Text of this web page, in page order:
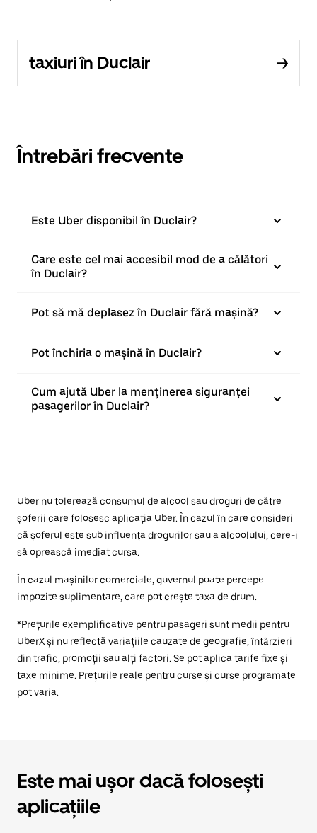
taxiuri în Duclair
Întrebări frecvente
Este Uber disponibil în Duclair?
Care este cel mai accesibil mod de a călători
în Duclair?
Pot să mă deplasez în Duclair fără mașină?
Pot închiria o mașină în Duclair?
Cum ajută Uber la menținerea siguranței
pasagerilor în Duclair?
Uber nu tolerează consumul de alcool sau droguri de către
șoferii care folosesc aplicația Uber. În cazul în care consideri
că șoferul este sub influența drogurilor sau a alcoolului, cere-i
să oprească imediat cursa.
În cazul mașinilor comerciale, guvernul poate percepe
impozite suplimentare, care pot crește taxa de drum.
*Prețurile exemplificative pentru pasageri sunt medii pentru
UberX și nu reflectă variațiile cauzate de geografie, întârzieri
din trafic, promoții sau alți factori. Se pot aplica tarife fixe și
taxe minime. Prețurile reale pentru curse și curse programate
pot varia.
Este mai ușor dacă folosești
aplicațiile